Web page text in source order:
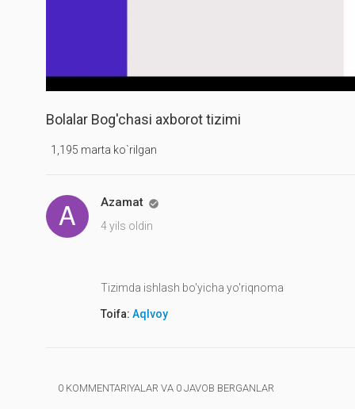
Bolalar Bog'chasi axborot tizimi
1,195 marta ko`rilgan
Azamat 
4 yils oldin
Tizimda ishlash bo'yicha yo'riqnoma
Toifa: Aqlvoy
0 KOMMENTARIYALAR VA 0 JAVOB BERGANLAR